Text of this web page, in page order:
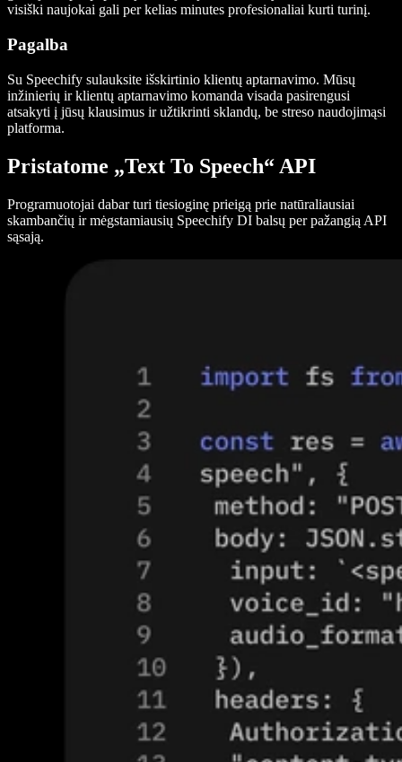
visiški naujokai gali per kelias minutes profesionaliai kurti turinį.
Pagalba
Su Speechify sulauksite išskirtinio klientų aptarnavimo. Mūsų
inžinierių ir klientų aptarnavimo komanda visada pasirengusi
atsakyti į jūsų klausimus ir užtikrinti sklandų, be streso naudojimąsi
platforma.
Pristatome „Text To Speech“ API
Programuotojai dabar turi tiesioginę prieigą prie natūraliausiai
skambančių ir mėgstamiausių Speechify DI balsų per pažangią API
sąsają.